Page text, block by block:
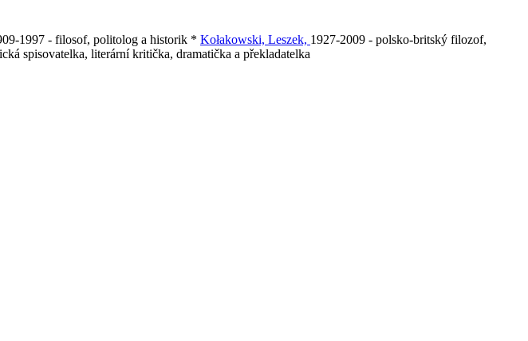
1997 - filosof, politolog a historik * Kołakowski, Leszek, 1927-2009 - polsko-britský filozof,
spisovatelka, literární kritička, dramatička a překladatelka